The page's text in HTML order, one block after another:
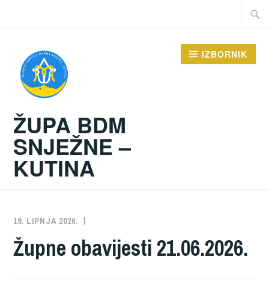
Traži:
ŽUPA BDM
SNJEŽNE –
KUTINA
IZBORNIK
19. LIPNJA 2026.
Župne obavijesti 21.06.2026.